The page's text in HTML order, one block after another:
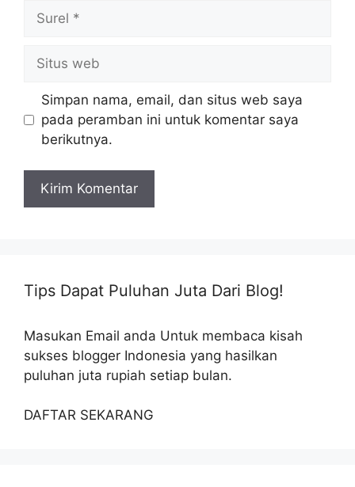
Surel
Situs
web
Simpan nama, email, dan situs web saya
pada peramban ini untuk komentar saya
berikutnya.
Tips Dapat Puluhan Juta Dari Blog!
Masukan Email anda Untuk membaca kisah
sukses blogger Indonesia yang hasilkan
puluhan juta rupiah setiap bulan.
DAFTAR SEKARANG